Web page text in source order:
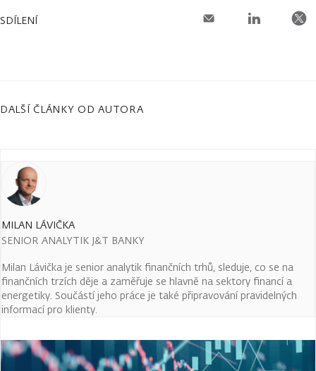
SDÍLENÍ
DALŠÍ ČLÁNKY OD AUTORA
MILAN LÁVIČKA
SENIOR ANALYTIK J&T BANKY
Milan Lávička je senior analytik finančních trhů, sleduje, co se na
finančních trzích děje a zaměřuje se hlavně na sektory financí a
energetiky. Součástí jeho práce je také připravování pravidelných
informací pro klienty.